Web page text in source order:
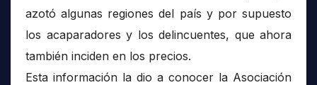
azotó algunas regiones del país y por supuesto
los acaparadores y los delincuentes, que ahora
también inciden en los precios.
Esta información la dio a conocer la Asociación